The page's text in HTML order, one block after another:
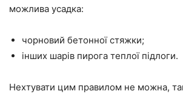
можлива усадка:
чорновий бетонної стяжки;
інших шарів пирога теплої підлоги.
Нехтувати цим правилом не можна,